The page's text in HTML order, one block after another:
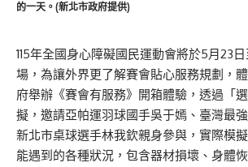
的一天。(新北市政府提供)
115年全國身心障礙國民運動會將於5月23
場，為讓外界更了解賽會貼心服務規劃，
府舉辦《賽會有服務》開箱體驗，透過「
擬，邀請亞帕運羽球國手吳于嫣、臺灣最
新北市桌球選手林我欽親身參與，實際模
能遇到的各種狀況，包含器材損壞、身體